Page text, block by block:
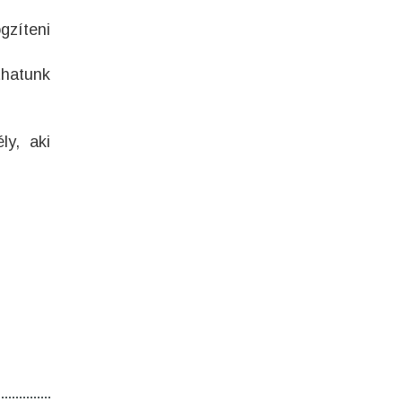
aki